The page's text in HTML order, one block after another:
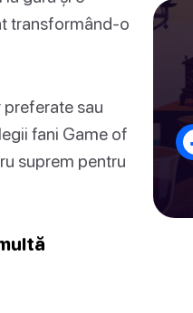
transformând-o
preferate sau
fani Game of
suprem pentru